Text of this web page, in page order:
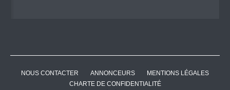
NOUS CONTACTER ANNONCEURS
MENTIONS LÉGALES
CHARTE DE CONFIDENTIALITÉ